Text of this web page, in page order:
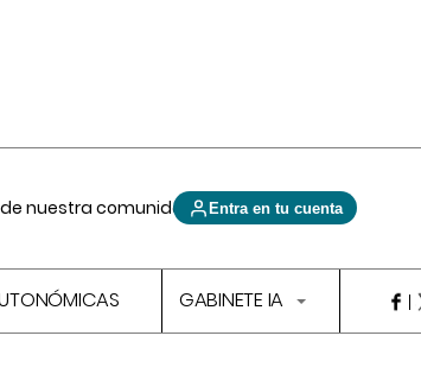
nuestra comunidad Entra en tu cuenta
GABINETE IA